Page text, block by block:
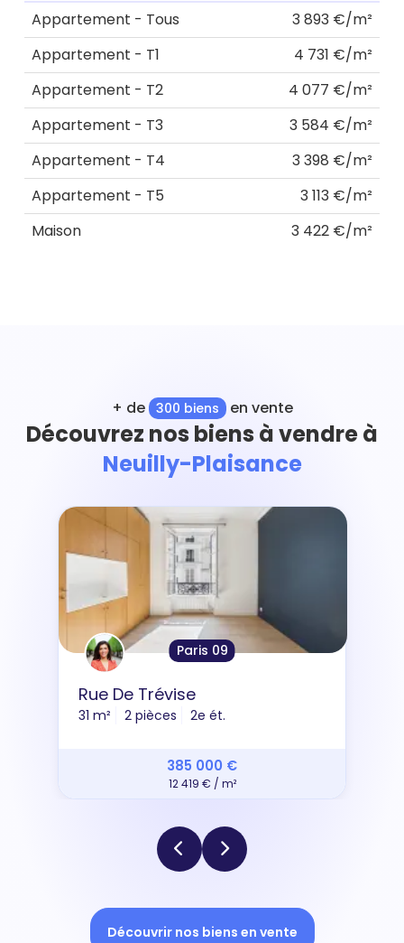
Appartement - Tous
3 893 €/m²
Appartement - T1
4 731 €/m²
Appartement - T2
4 077 €/m²
Appartement - T3
3 584 €/m²
Appartement - T4
3 398 €/m²
Appartement - T5
3 113 €/m²
Maison
3 422 €/m²
+ de 300 biens en vente
Découvrez nos biens à vendre à
Neuilly-Plaisance
Paris 09
Rue De Trévise
31 m² 2 pièces 2e ét.
385 000 €
12 419 € / m²
Découvrir nos biens en vente